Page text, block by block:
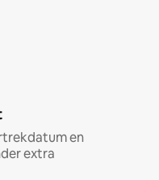
en
extra